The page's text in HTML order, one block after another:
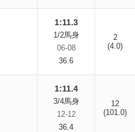
1:11.3
1/2馬身
06-08
36.6
2
(4.0)
1:11.4
3/4馬身
12-12
36.4
12
(101.0)